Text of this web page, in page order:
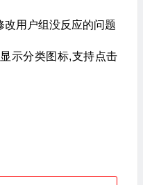
用户组没反应的问题
示分类图标,支持点击